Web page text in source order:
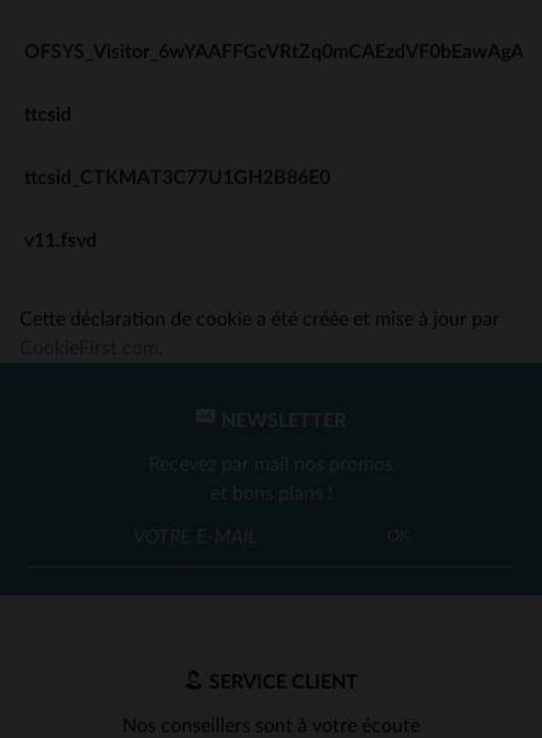
OFSYS_Visitor_6wYAAFFGcVRtZq0mCAEzdVF0bEawAgAA
ttcsid
ttcsid_CTKMAT3C77U1GH2B86E0
v11.fsvd
Cette déclaration de cookie a été créée et mise à jour par
CookieFirst.com
NEWSLETTER
Recevez par mail nos promos
et bons plans !
OK
SERVICE CLIENT
Nos conseillers sont à votre écoute